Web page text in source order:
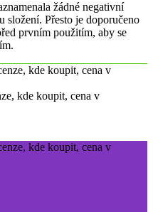
žádné negativní
Přesto je doporučeno
prvním použitím, aby se
kde koupit, cena v